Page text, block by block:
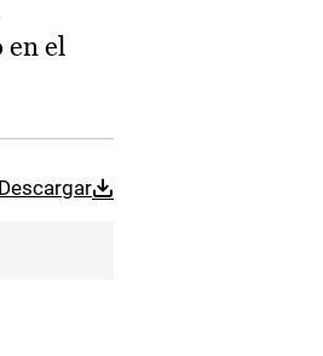
en el
Descargar